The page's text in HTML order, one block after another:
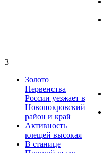
3
Золото
Первенства
России уезжает в
Новопокровский
район и край
Активность
клещей высокая
В станице